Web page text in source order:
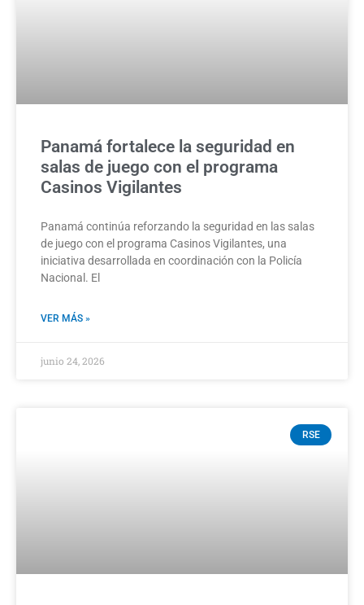
Panamá fortalece la seguridad en
salas de juego con el programa
Casinos Vigilantes
Panamá continúa reforzando la seguridad en las salas
de juego con el programa Casinos Vigilantes, una
iniciativa desarrollada en coordinación con la Policía
Nacional. El
VER MÁS »
junio 24, 2026
RSE